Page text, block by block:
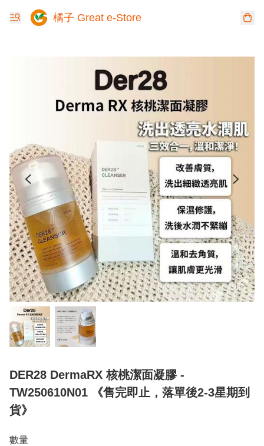
橘子 Great e-Store
DER28 DermaRX 核桃潔面凝膠 -
TW250610N01 《售完即止，落單後2-3星期到
貨》
數量